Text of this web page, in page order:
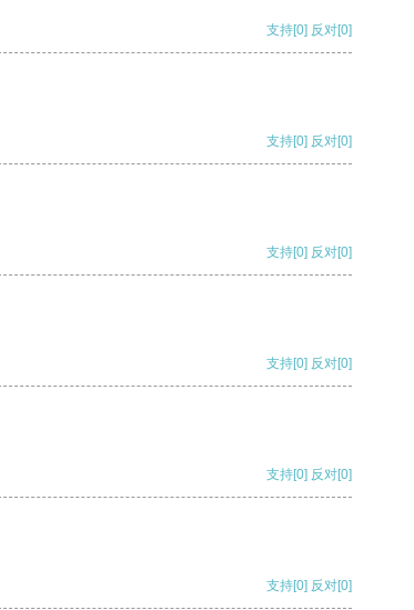
支持[0] 反对[0]
支持[0] 反对[0]
支持[0] 反对[0]
支持[0] 反对[0]
支持[0] 反对[0]
支持[0] 反对[0]